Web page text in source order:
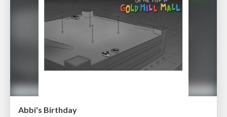
Abbi's Birthday